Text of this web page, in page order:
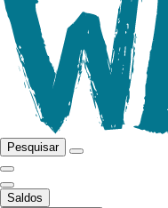
Pesquisar
Saldos